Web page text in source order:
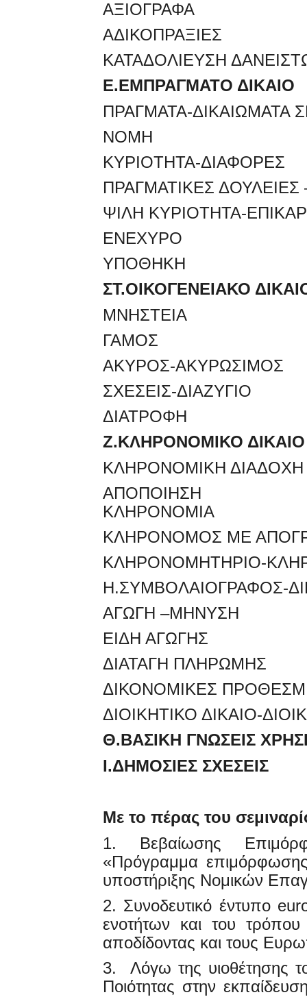
ΑΞΙΟΓΡΑΦΑ
ΑΔΙΚΟΠΡΑΞΙΕΣ
ΚΑΤΑΔΟΛΙΕΥΣΗ
Ε.ΕΜΠΡΑΓΜΑΤΟ ΔΙΚΑΙΟ
ΠΡΑΓΜΑΤΑ-ΔΙΚΑΙΩΜΑΤΑ
ΝΟΜΗ
ΚΥΡΙΟΤΗΤΑ-ΔΙΑΦΟΡΕΣ
ΠΡΑΓΜΑΤΙΚΕΣ
ΨΙΛΗ ΚΥΡΙΟΤΗΤΑ-
ΕΝΕΧΥΡΟ
ΥΠΟΘΗΚΗ
ΣΤ.ΟΙΚΟΓΕΝΕΙΑΚΟ
ΜΝΗΣΤΕΙΑ
ΓΑΜΟΣ
ΑΚΥΡΟΣ-ΑΚΥΡΩΣΙΜΟΣ
ΣΧΕΣΕΙΣ-ΔΙΑΖΥΓΙΟ
ΔΙΑΤΡΟΦΗ
Ζ.ΚΛΗΡΟΝΟΜΙΚΟ ΔΙΚΑΙΟ
ΚΛΗΡΟΝΟΜΙΚΗ ΔΙΑΔΟΧΗ
ΑΠΟΠΟΙΗΣΗ
ΚΛΗΡΟΝΟΜΙΑ
ΚΛΗΡΟΝΟΜΟΣ ΜΕ
ΚΛΗΡΟΝΟΜΗΤΗΡΙΟ-
Η.ΣΥΜΒΟΛΑΙΟΓΡΑΦΟΣ-
ΑΓΩΓΗ –ΜΗΝΥΣΗ
ΕΙΔΗ ΑΓΩΓΗΣ
ΔΙΑΤΑΓΗ ΠΛΗΡΩΜΗΣ
ΔΙΚΟΝΟΜΙΚΕΣ
ΔΙΟΙΚΗΤΙΚΟ ΔΙΚΑΙΟ-
Θ.ΒΑΣΙΚΗ ΓΝΩΣΕΙΣ
Ι.ΔΗΜΟΣΙΕΣ ΣΧΕΣΕΙΣ
Με το πέρας του
1. Βεβαίωσης
«Πρόγραμμα
υποστήριξης Νομικών
2. Συνοδευτικό έντυπο
ενοτήτων και του
αποδίδοντας και τους
3. Λόγω της υιοθέτησης
Ποιότητας στην